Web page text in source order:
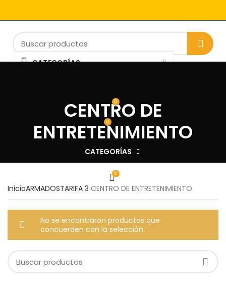
0
0 $ 0
0
CATEGORÍAS
CENTRO DE
ENTRETENIMIENTO
CATEGORÍAS
InicioARMADOSTARIFA 3 CENTRO DE ENTRETENIMIENTO
No se encontraron productos que
concuerden con la selección.